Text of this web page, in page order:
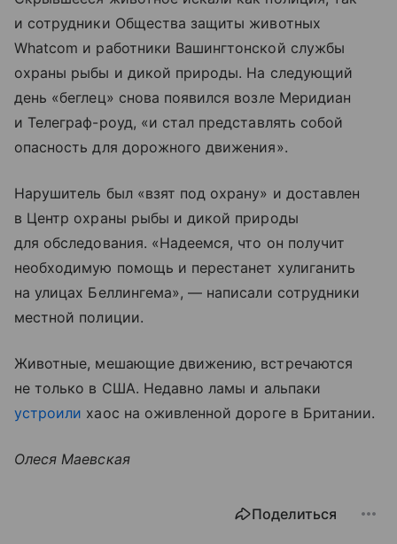
и сотрудники Общества защиты животных
Whatcom и работники Вашингтонской службы
охраны рыбы и дикой природы. На следующий
день «беглец» снова появился возле Меридиан
и Телеграф-роуд, «и стал представлять собой
опасность для дорожного движения».
Нарушитель был «взят под охрану» и доставлен
в Центр охраны рыбы и дикой природы
для обследования. «Надеемся, что он получит
необходимую помощь и перестанет хулиганить
на улицах Беллингема», — написали сотрудники
местной полиции.
Животные, мешающие движению, встречаются
не только в США. Недавно ламы и альпаки
устроили хаос на оживленной дороге в Британии.
Олеся Маевская
Поделиться